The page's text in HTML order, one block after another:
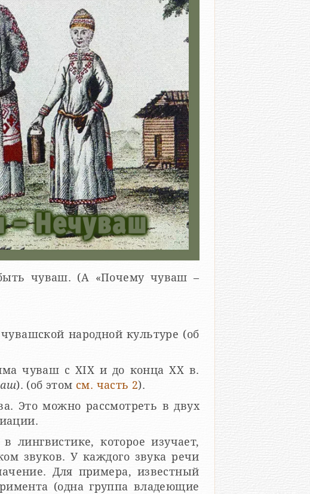
чуваш. (А «Почему чуваш –
народной культуре (об
чуваш с XIX и до конца ХХ в.
). (об этом см. часть 2).
Это можно рассмотреть в двух
лингвистике, которое изучает,
звуков. У ка­ж­до­го зву­ка ре­чи
Для примера, известный
(одна группа владеющие